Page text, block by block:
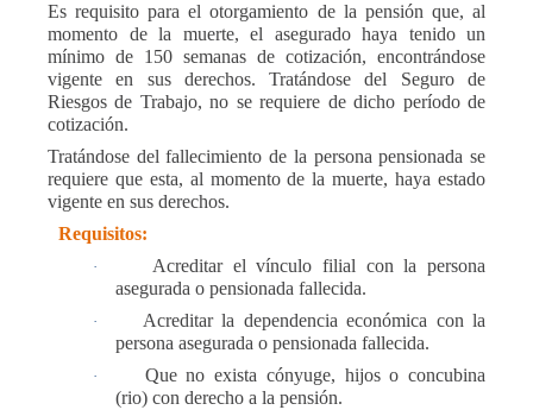
Es requisito para el otorgamiento de la pensión que, al
momento de la muerte, el asegurado haya tenido un
mínimo de 150 semanas de cotización, encontrándose
vigente en sus derechos. Tratándose del Seguro de
Riesgos de Trabajo, no se requiere de dicho período de
cotización.
Tratándose del fallecimiento de la persona pensionada se
requiere que esta, al momento de la muerte, haya estado
vigente en sus derechos.
Requisitos:
·
Acreditar el vínculo filial con la persona
asegurada o pensionada fallecida.
·
Acreditar la dependencia económica con la
persona asegurada o pensionada fallecida.
·
Que no exista cónyuge, hijos o concubina
(rio) con derecho a la pensión.